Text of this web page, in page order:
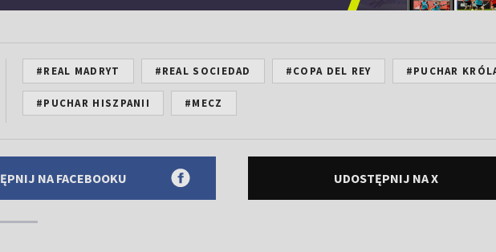
#REAL MADRYT #REAL SOCIEDAD #COPA DEL REY #PUCHAR
#PUCHAR HISZPANII #MECZ
NA FACEBOOKU UDOSTĘPNIJ NA X